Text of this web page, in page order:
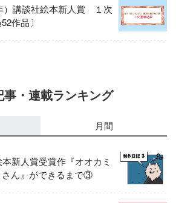
）講談社絵本新人賞 １次
作品〕
事・連載ランキング
月間
新人賞受賞作『オオカミ
さん』ができるまで③